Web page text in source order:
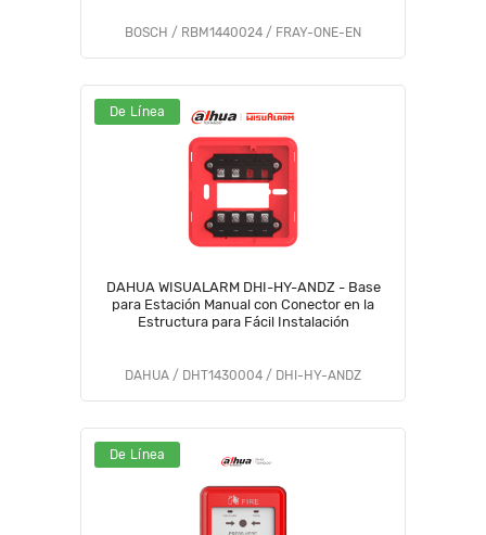
BOSCH / RBM1440024 / FRAY-ONE-EN
De Línea
DAHUA WISUALARM DHI-HY-ANDZ - Base
para Estación Manual con Conector en la
Estructura para Fácil Instalación
DAHUA / DHT1430004 / DHI-HY-ANDZ
De Línea